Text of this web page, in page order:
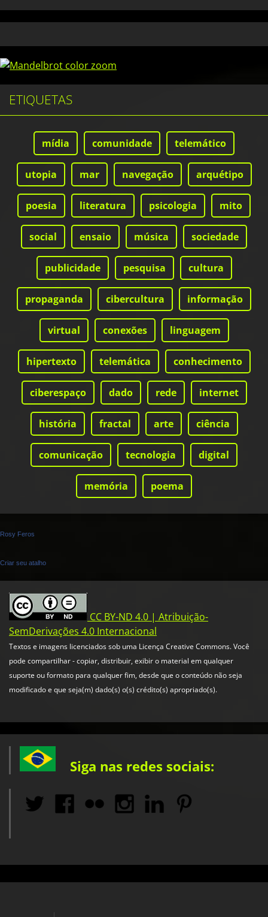
ETIQUETAS
mídia comunidade telemático
utopia mar navegação arquétipo
poesia literatura psicologia mito
social ensaio música sociedade
publicidade pesquisa cultura
propaganda cibercultura informação
virtual conexões linguagem
hipertexto telemática conhecimento
ciberespaço dado rede internet
história fractal arte ciência
comunicação tecnologia digital
memória poema
Rosy Feros
Criar seu atalho
CC BY-ND 4.0 | Atribuição-
SemDerivações 4.0 Internacional
Textos e imagens licenciados sob uma Licença Creative Commons. Você
pode compartilhar - copiar, distribuir, exibir o material em qualquer
suporte ou formato para qualquer fim, desde que o conteúdo não seja
modificado e que seja(m) dado(s) o(s) crédito(s) apropriado(s).
Siga nas redes sociais: